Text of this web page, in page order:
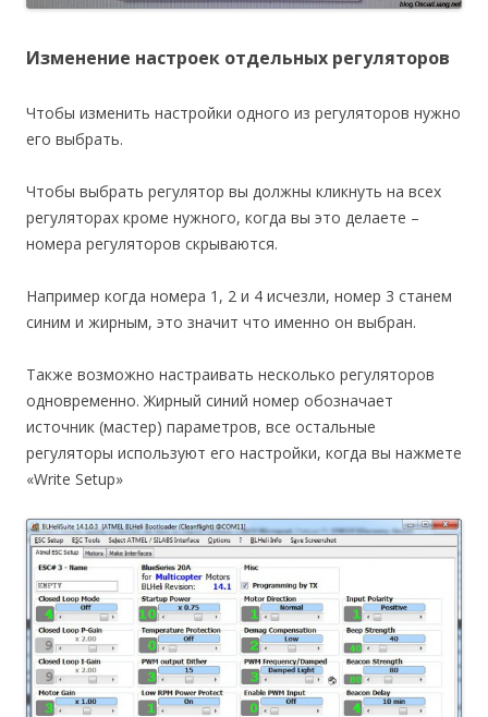
Изменение настроек отдельных регуляторов
Чтобы изменить настройки одного из регуляторов нужно
его выбрать.
Чтобы выбрать регулятор вы должны кликнуть на всех
регуляторах кроме нужного, когда вы это делаете –
номера регуляторов скрываются.
Например когда номера 1, 2 и 4 исчезли, номер 3 станем
синим и жирным, это значит что именно он выбран.
Также возможно настраивать несколько регуляторов
одновременно. Жирный синий номер обозначает
источник (мастер) параметров, все остальные
регуляторы используют его настройки, когда вы нажмете
«Write Setup»